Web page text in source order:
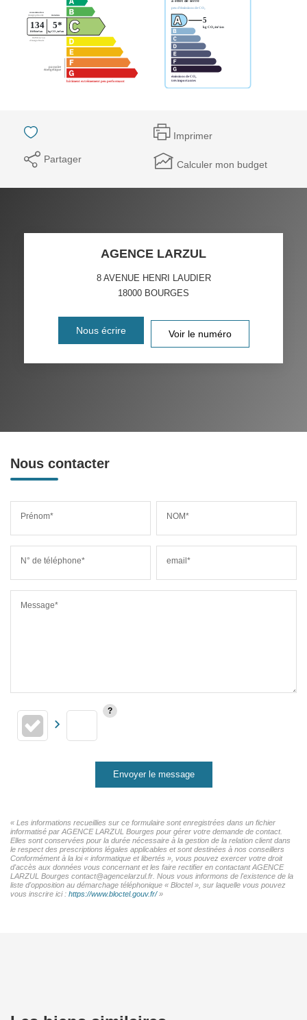
Imprimer
Partager Calculer mon budget
AGENCE LARZUL
8 AVENUE HENRI LAUDIER
18000 BOURGES
Nous écrire Voir le numéro
Nous contacter
Prénom* NOM*
N° de téléphone* email*
Message*
Envoyer le message
« Les informations recueillies sur ce formulaire sont enregistrées dans un fichier
informatisé par AGENCE LARZUL Bourges pour gérer votre demande de contact.
Elles sont conservées pour la durée nécessaire à la gestion de la relation client dans
le respect des prescriptions légales applicables et sont destinées à nos conseillers
Conformément à la loi « informatique et libertés », vous pouvez exercer votre droit
d'accès aux données vous concernant et les faire rectifier en contactant AGENCE
LARZUL Bourges contact@agencelarzul.fr. Nous vous informons de l'existence de la
liste d'opposition au démarchage téléphonique « Bloctel », sur laquelle vous pouvez
vous inscrire ici : https://www.bloctel.gouv.fr/»